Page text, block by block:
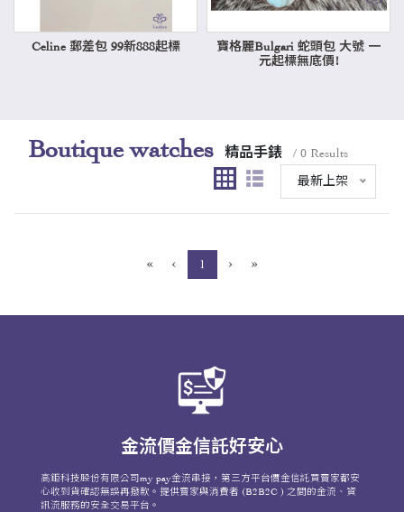
Celine 郵差包 99新888起標
寶格麗Bulgari 蛇頭包 大號 一
元起標無底價!
Boutique watches 精品手錶
/ 0 Results
最新上架
« ‹ 1 (current)
› »
金流價金信託好安心
高鉅科技股份有限公司my pay金流串接，第三方平台價金信託買賣家都安
心收到貨確認無誤再撥款。提供賣家與消費者 (B2B2C ) 之間的金流、資
訊流服務的安全交易平台。